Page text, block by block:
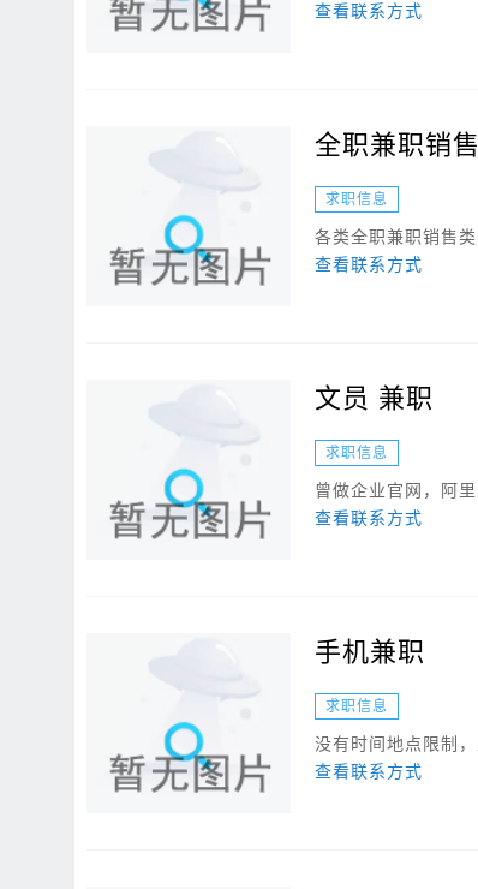
查看联系方式
全职兼职销
求职信息
各类全职兼职销售
查看联系方式
文员 兼职
求职信息
曾做企业官网，阿
查看联系方式
手机兼职
求职信息
没有时间地点限制
查看联系方式